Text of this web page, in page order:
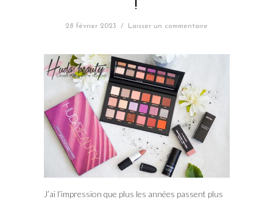
!
28 février 2023 / Laisser un commentaire
J’ai l’impression que plus les années passent plus